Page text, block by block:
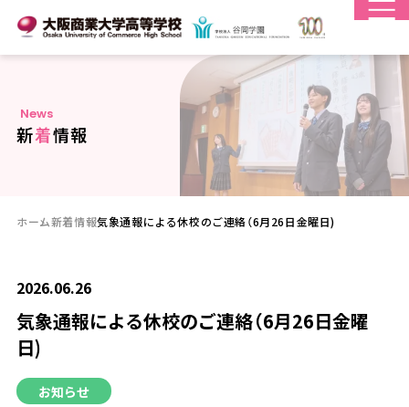
News
新着情報
ホーム新着情報気象通報による休校のご連絡（6月26日金曜日)
2026.06.26
気象通報による休校のご連絡（6月26日金曜
日)
お知らせ